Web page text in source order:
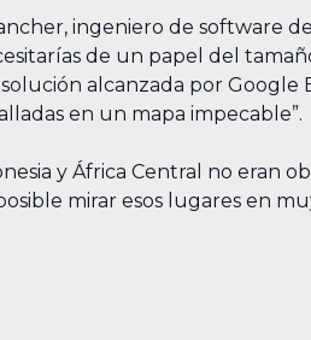
ingeniero de software
de un papel del
alcanzada por
en un mapa impecable”.
y África Central no eran
mirar esos lugares en